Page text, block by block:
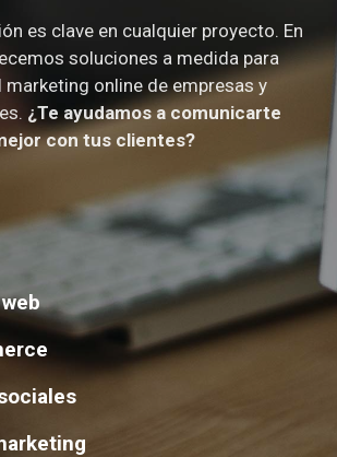
es clave en cualquier proyecto. En
soluciones a medida para
marketing online de empresas y
¿Te ayudamos a comunicarte
con tus clientes?